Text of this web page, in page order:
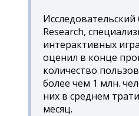
Исследовательский
Research,
интерактивных
оценил в конце
количество
более чем 1 млн.
них в среднем
месяц.